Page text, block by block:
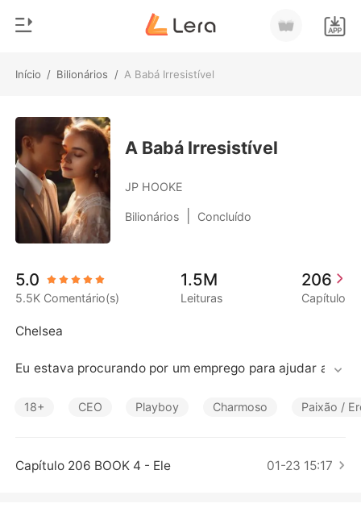
Início / Bilionários / A Babá Irresistível
Loja
Histórico
Sair
Baixar App
Gênero
Moderno
Lobisomem
Contos
Bilionários
Contos Curtos
A Babá Irresistível
JP HOOKE
Bilionários Concluído
5.0
5.5K Comentário(s)
1.5M
Leituras
206
Capítulo
Chelsea
Eu estava procurando por um emprego para ajudar a mi
ga, mas mal podia esperar que o cara que me contratou
Oh, Deus... aquele homem mexe comigo, e eu sei que é e
18+ CEO Playboy Charmoso Paixão /
Capítulo 206 BOOK 4 - Ele 01-23 15:17